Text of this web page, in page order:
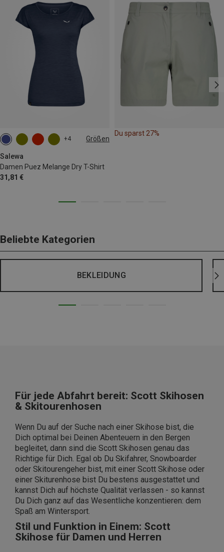
+4 Größen
Salewa
Damen Puez Melange Dry T-Shirt
31,81 €
M L XL XXL
Du sparst 27%
Beliebte Kategorien
BEKLEIDUNG
Für jede Abfahrt bereit: Scott Skihosen
& Skitourenhosen
Wenn Du auf der Suche nach einer Skihose bist, die
Dich optimal bei Deinen Abenteuern in den Bergen
begleitet, dann sind die Scott Skihosen genau das
Richtige für Dich. Egal ob Du Skifahrer, Snowboarder
oder Skitourengeher bist, mit einer Scott Skihose oder
einer Skiturenhose bist Du bestens ausgestattet und
kannst Dich auf höchste Qualität verlassen - so kannst
Du Dich ganz auf das Wesentliche konzentieren: dem
Spaß am Wintersport.
Stil und Funktion in Einem: Scott
Skihose für Damen und Herren